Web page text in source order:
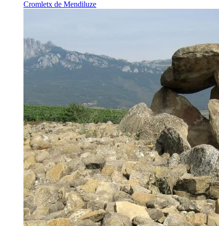
Cromletx de Mendiluze